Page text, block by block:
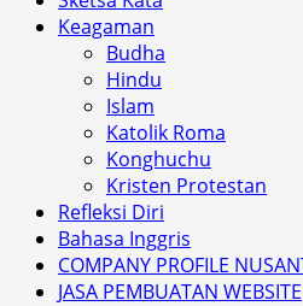
Keagaman
Budha
Hindu
Islam
Katolik Roma
Konghuchu
Kristen Protestan
Refleksi Diri
Bahasa Inggris
COMPANY PROFILE
JASA PEMBUATAN WEBSITE